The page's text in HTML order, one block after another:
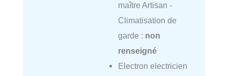
maître Artisan -
Climatisation de
garde : non
renseigné
Electron electricien